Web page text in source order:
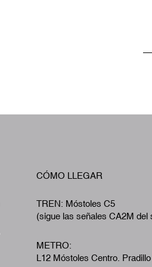
CÓMO LLEGAR
TREN: Móstoles C5
(sigue las señales CA2M del
METRO:
L12 Móstoles Centro. Pradillo